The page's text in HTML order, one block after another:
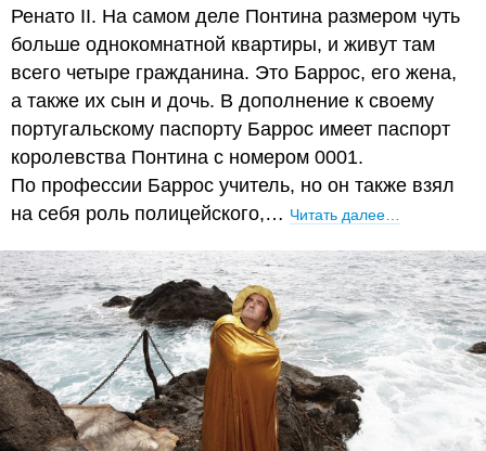
Ренато II. На самом деле Понтина размером чуть
больше однокомнатной квартиры, и живут там
всего четыре гражданина. Это Баррос, его жена,
а также их сын и дочь. В дополнение к своему
португальскому паспорту Баррос имеет паспорт
королевства Понтина с номером 0001.
По профессии Баррос учитель, но он также взял
на себя роль полицейского,… Читать далее…